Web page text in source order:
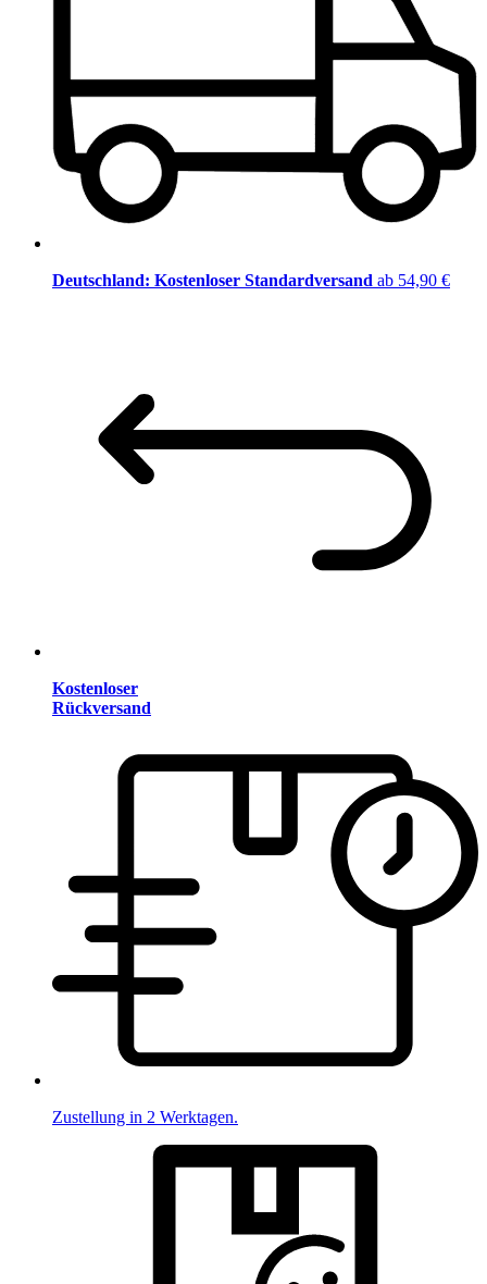
Deutschland: Kostenloser Standardversand ab 54,90 €
Kostenloser
Rückversand
Zustellung in 2 Werktagen.